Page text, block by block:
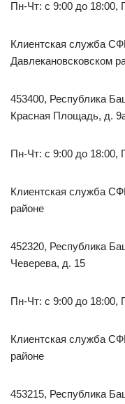
Пн-Чт: с 9:00 до 18:00,
Клиентская служба
Давлекановсковском
453400, Республика
Красная Площадь, д.
Пн-Чт: с 9:00 до 18:00,
Клиентская служба
районе
452320, Республика
Чеверева, д. 15
Пн-Чт: с 9:00 до 18:00,
Клиентская служба
районе
453215, Республика